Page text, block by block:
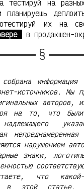
тестируй на
планируешь
их на
в продакшен-
источников. Мы
авторов,
на то, что были
нарушением
знаки,
что какой-
в этой статье,